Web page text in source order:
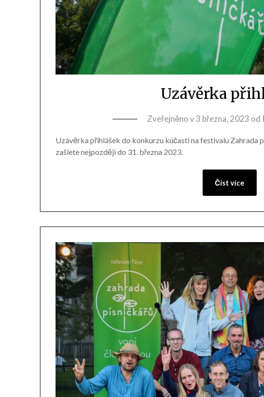
Uzávěrka
Zveřejněno v3 března, 2023 od
Uzávěrka přihlášek do konkurzu kúčasti na festivalu Zahrada
zašlete nejpozději do 31. března 2023.
Číst více